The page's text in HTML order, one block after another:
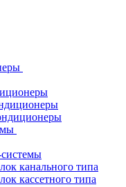
канального типа
кассетного типа